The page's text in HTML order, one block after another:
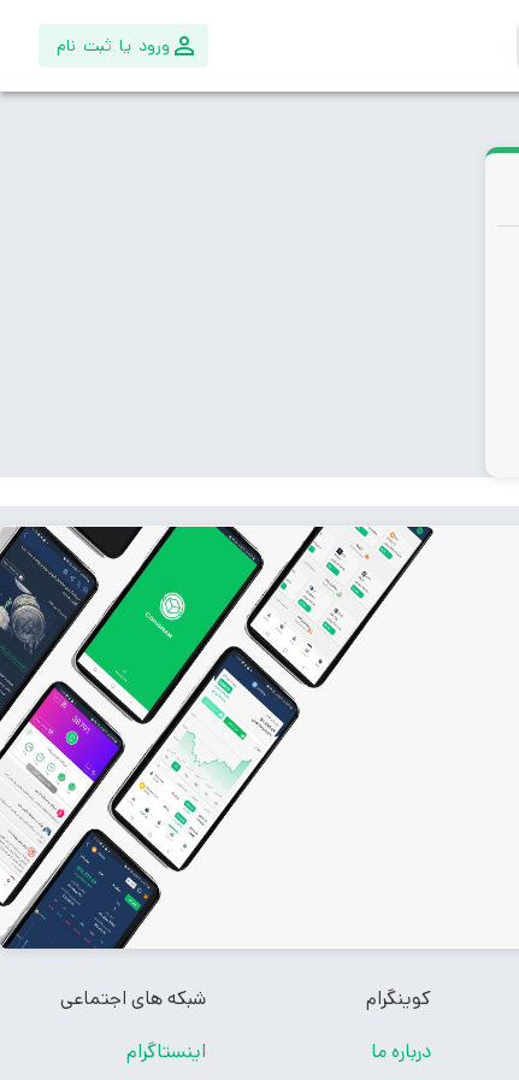
ورود یا ثبت نام
کوینگرام
درباره ما
شبکه های اجتماعی
اینستاگرام